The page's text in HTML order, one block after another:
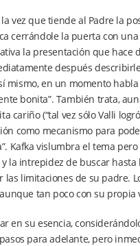
vez que tiende al Padre la
cerrándole la puerta con
la presentación que hace
después
mismo, en un momento
bonita”. También trata,
cariño (“tal vez sólo Valli
como mecanismo para
Kafka vislumbra el tema
la intrepidez de buscar hasta
limitaciones de su padre.
tan poco con su propia
en su esencia,
para adelante, pero